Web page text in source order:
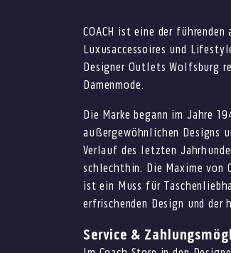
COACH ist eine der führenden
Luxusaccessoires und
Designer Outlets Wolfsburg
Damenmode.
Die Marke begann im Jahre
außergewöhnlichen Designs
Verlauf des letzten
schlechthin. Die Maxime von
ist ein Muss für
erfrischenden Design und der
Service &